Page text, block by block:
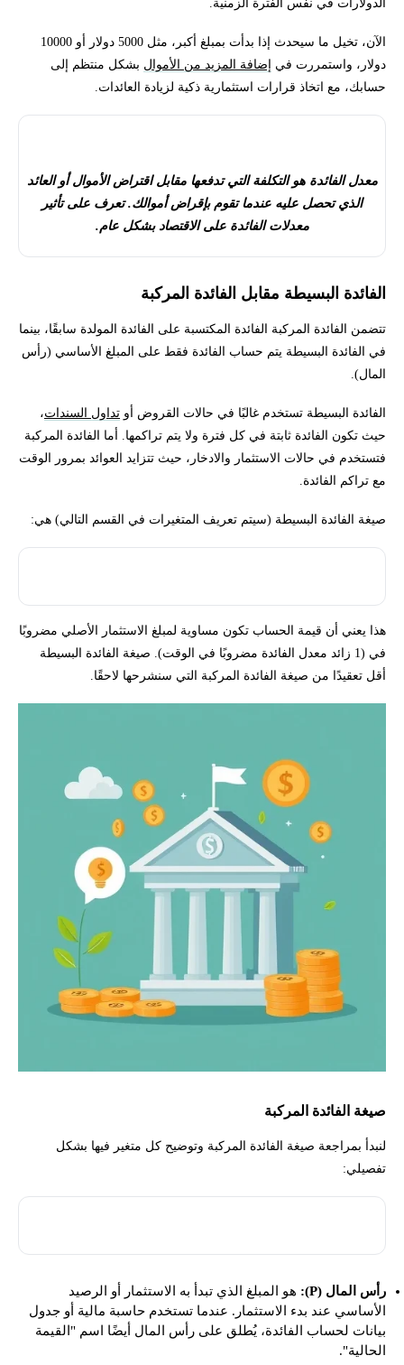
الآن، تخيل ما سيحدث إذا بدأت بمبلغ أكبر، مثل 5000 دولار أو 10000
دولار، واستمررت في إضافة المزيد من الأموال بشكل منتظم إلى
حسابك، مع اتخاذ قرارات استثمارية ذكية لزيادة العائدات.
معدل الفائدة هو التكلفة التي تدفعها مقابل اقتراض الأموال أو العائد
الذي تحصل عليه عندما تقوم بإقراض أموالك. تعرف على تأثير
معدلات الفائدة على الاقتصاد بشكل عام.
الفائدة البسيطة مقابل الفائدة المركبة
تتضمن الفائدة المركبة الفائدة المكتسبة على الفائدة المولدة سابقًا، بينما
في الفائدة البسيطة يتم حساب الفائدة فقط على المبلغ الأساسي (رأس
المال).
الفائدة البسيطة تستخدم غالبًا في حالات القروض أو تداول السندات،
حيث تكون الفائدة ثابتة في كل فترة ولا يتم تراكمها. أما الفائدة المركبة
فتستخدم في حالات الاستثمار والادخار، حيث تتزايد العوائد بمرور الوقت
مع تراكم الفائدة.
صيغة الفائدة البسيطة (سيتم تعريف المتغيرات في القسم التالي) هي:
هذا يعني أن قيمة الحساب تكون مساوية لمبلغ الاستثمار الأصلي مضروبًا
في (1 زائد معدل الفائدة مضروبًا في الوقت). صيغة الفائدة البسيطة
أقل تعقيدًا من صيغة الفائدة المركبة التي سنشرحها لاحقًا.
صيغة الفائدة المركبة
لنبدأ بمراجعة صيغة الفائدة المركبة وتوضيح كل متغير فيها بشكل
تفصيلي:
رأس المال (P):
هو المبلغ الذي تبدأ به الاستثمار أو الرصيد
الأساسي عند بدء الاستثمار. عندما تستخدم حاسبة مالية أو جدول
بيانات لحساب الفائدة، يُطلق على رأس المال أيضًا اسم "القيمة
الحالية".